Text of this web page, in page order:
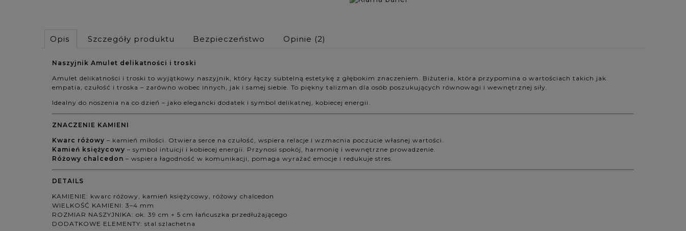
Opis Szczegóły produktu Bezpieczeństwo Opinie (2)
Naszyjnik Amulet delikatności i troski
Amulet delikatności i troski to wyjątkowy naszyjnik, który łączy subtelną estetykę z głębokim znaczeniem. Biżuteria, która przypomina o wartościach takich jak
empatia, czułość i troska – zarówno wobec innych, jak i samej siebie. To piękny talizman dla osób poszukujących równowagi i wewnętrznej siły.
Idealny do noszenia na co dzień – jako elegancki dodatek i symbol delikatnej, kobiecej energii.
ZNACZENIE KAMIENI
Kwarc różowy – kamień miłości. Otwiera serce na czułość, wspiera relacje i wzmacnia poczucie własnej wartości.
Kamień księżycowy – symbol intuicji i kobiecej energii. Przynosi spokój, harmonię i wewnętrzne prowadzenie.
Różowy chalcedon – wspiera łagodność w komunikacji, pomaga wyrażać emocje i redukuje stres.
DETAILS
KAMIENIE: kwarc różowy, kamień księżycowy, różowy chalcedon
WIELKOŚĆ KAMIENI: 3–4 mm
ROZMIAR NASZYJNIKA: ok. 39 cm + 5 cm łańcuszka przedłużającego
DODATKOWE ELEMENTY: stal szlachetna